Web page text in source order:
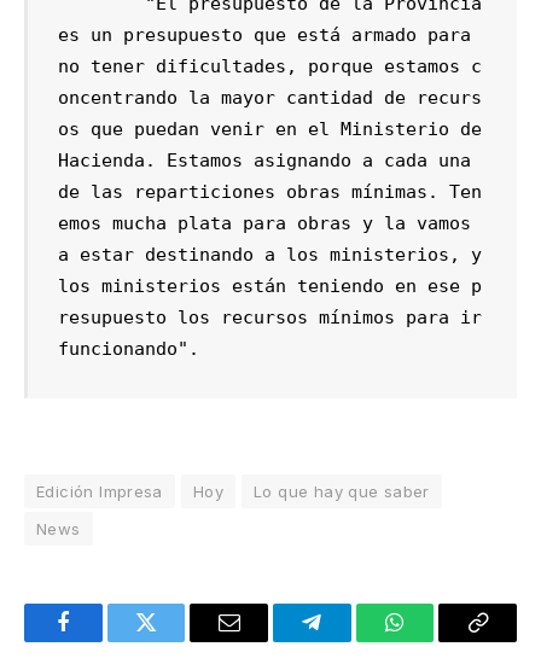
es un presupuesto que está armado para
no tener dificultades, porque estamos c
oncentrando la mayor cantidad de recurs
os que puedan venir en el Ministerio de
Hacienda. Estamos asignando a cada una
de las reparticiones obras mínimas. Ten
emos mucha plata para obras y la vamos
a estar destinando a los ministerios, y
los ministerios están teniendo en ese p
resupuesto los recursos mínimos para ir
funcionando".
Edición Impresa Hoy
Lo que hay que saber
News
FacebookTwitter Email TelegramWhatsAppCopy